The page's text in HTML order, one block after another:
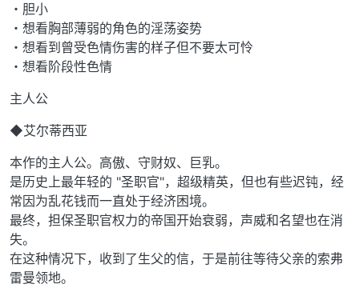
・胆小
・想看胸部薄弱的角色的淫荡姿势
・想看到曾受色情伤害的样子但不要太可怜
・想看阶段性色情
主人公
◆艾尔蒂西亚
本作的主人公。高傲、守财奴、巨乳。
是历史上最年轻的 "圣职官"，超级精英，但也有些迟钝，经
常因为乱花钱而一直处于经济困境。
最终，担保圣职官权力的帝国开始衰弱，声威和名望也在消
失。
在这种情况下，收到了生父的信，于是前往等待父亲的索弗
雷曼领地。